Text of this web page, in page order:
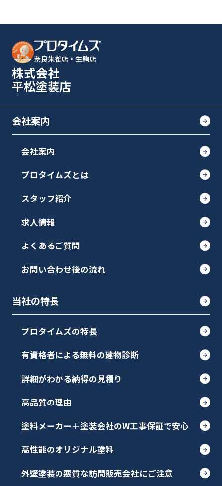
奈良朱雀店・生駒店
株式会社
平松塗装店
会社案内
会社案内
プロタイムズとは
スタッフ紹介
求人情報
よくあるご質問
お問い合わせ後の流れ
当社の特長
プロタイムズの特長
有資格者による無料の建物診断
詳細がわかる納得の見積り
高品質の理由
塗料メーカー＋塗装会社のW工事保証で安心
高性能のオリジナル塗料
外壁塗装の悪質な訪問販売会社にご注意